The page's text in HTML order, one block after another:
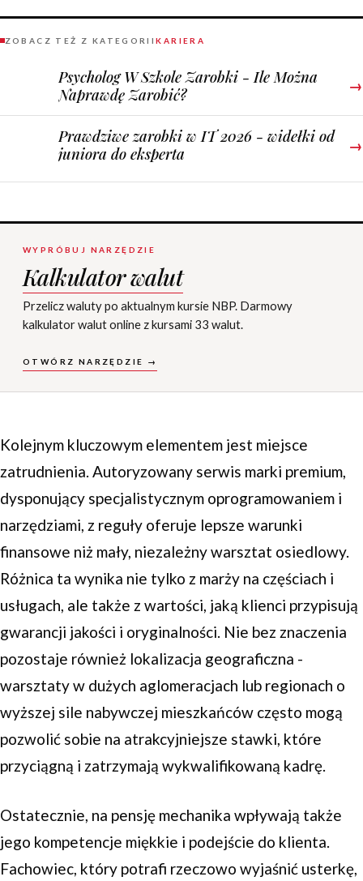
ZOBACZ TEŻ Z KATEGORIIKARIERA
Psycholog W Szkole Zarobki - Ile Można
Naprawdę Zarobić?
→
Prawdziwe zarobki w IT 2026 - widełki od
juniora do eksperta
→
WYPRÓBUJ NARZĘDZIE
Kalkulator walut
Przelicz waluty po aktualnym kursie NBP. Darmowy
kalkulator walut online z kursami 33 walut.
OTWÓRZ NARZĘDZIE →
Kolejnym kluczowym elementem jest miejsce
zatrudnienia. Autoryzowany serwis marki premium,
dysponujący specjalistycznym oprogramowaniem i
narzędziami, z reguły oferuje lepsze warunki
finansowe niż mały, niezależny warsztat osiedlowy.
Różnica ta wynika nie tylko z marży na częściach i
usługach, ale także z wartości, jaką klienci przypisują
gwarancji jakości i oryginalności. Nie bez znaczenia
pozostaje również lokalizacja geograficzna -
warsztaty w dużych aglomeracjach lub regionach o
wyższej sile nabywczej mieszkańców często mogą
pozwolić sobie na atrakcyjniejsze stawki, które
przyciągną i zatrzymają wykwalifikowaną kadrę.
Ostatecznie, na pensję mechanika wpływają także
jego kompetencje miękkie i podejście do klienta.
Fachowiec, który potrafi rzeczowo wyjaśnić usterkę,